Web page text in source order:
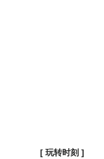
[ 玩转时刻 ]